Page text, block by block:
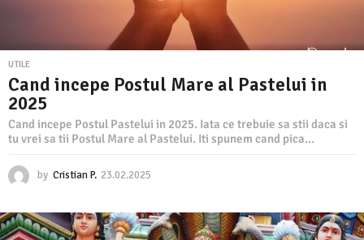
UTILE
Cand incepe Postul Mare al Pastelui in
2025
Cand incepe Postul Pastelui in 2025. Iata ce trebuie sa stii daca si
tu vrei sa tii Postul Mare al Pastelui. Iti spunem cand pica...
by Cristian P. 23.02.2025
0
2